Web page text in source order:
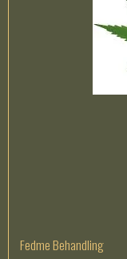
Fedme Behandling